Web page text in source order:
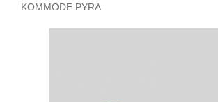
KOMMODE PYRA